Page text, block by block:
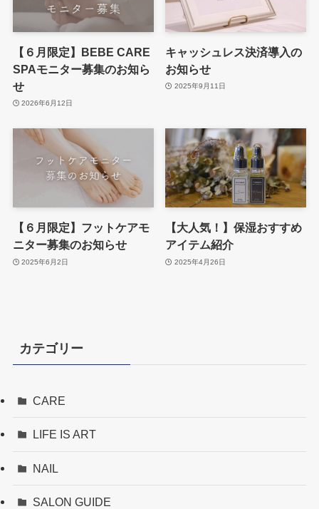
【６月限定】BEBE CARE
SPAモニター募集のお知ら
せ
2026年6月12日
キャッシュレス決済導入の
お知らせ
2025年9月11日
【６月限定】フットケアモ
ニター募集のお知らせ
2025年6月2日
【大人気！】保湿おすすめ
アイテム紹介
2025年4月26日
カテゴリー
CARE
LIFE IS ART
NAIL
SALON GUIDE